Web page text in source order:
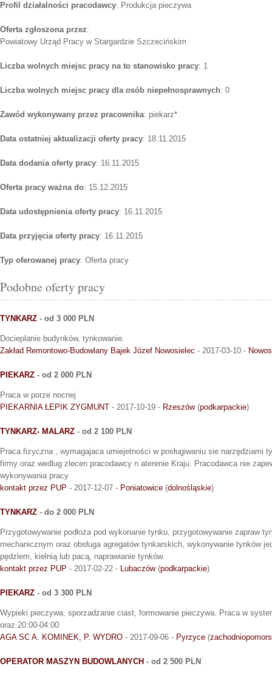
Profil działalności pracodawcy: Produkcja pieczywa
Oferta zgłoszona przez:
Powiatowy Urząd Pracy w Stargardzie Szczecińskim
Liczba wolnych miejsc pracy na to stanowisko pracy: 1
Liczba wolnych miejsc pracy dla osób niepełnosprawnych: 0
Zawód wykonywany przez pracownika: piekarz*
Data ostatniej aktualizacji oferty pracy: 18.11.2015
Data dodania oferty pracy: 16.11.2015
Oferta pracy ważna do: 15.12.2015
Data udostępnienia oferty pracy: 16.11.2015
Data przyjęcia oferty pracy: 16.11.2015
Typ oferowanej pracy: Oferta pracy
Podobne oferty pracy
TYNKARZ - od 3 000 PLN
Docieplanie budynków, tynkowanie.
Zakład Remontowo-Budowlany Bajek Józef Nowosielec - 2017-03-10 -
PIEKARZ - od 2 000 PLN
Praca w porze nocnej
PIEKARNIA ŁEPIK ZYGMUNT - 2017-10-19 - Rzeszów(podkarpackie)
TYNKARZ- MALARZ - od 2 100 PLN
Praca fizyczna , wymagajaca umiejetności w posługiwaniu sie narzędziami
firmy oraz wedlug zlecen pracodawcy n aterenie Kraju. Pracodawca nie
wykonywania pracy.
kontakt przez PUP - 2017-12-07 - Poniatowice (dolnośląskie)
TYNKARZ - do 2 000 PLN
Przygotowywanie podłoża pod wykonanie tynku, przygotowywanie zapraw
mechanicznym oraz obsługa agregatów tynkarskich, wykonywanie tynków
pędzlem, kielnią lub pacą, naprawianie tynków.
kontakt przez PUP - 2017-02-22 - Lubaczów(podkarpackie)
PIEKARZ - od 3 300 PLN
Wypieki pieczywa, sporzadzanie ciast, formowanie pieczywa. Praca w
oraz 20:00-04:00
AGA SC A. KOMINEK, P. WYDRO - 2017-09-06 - Pyrzyce (
OPERATOR MASZYN BUDOWLANYCH - od 2 500 PLN